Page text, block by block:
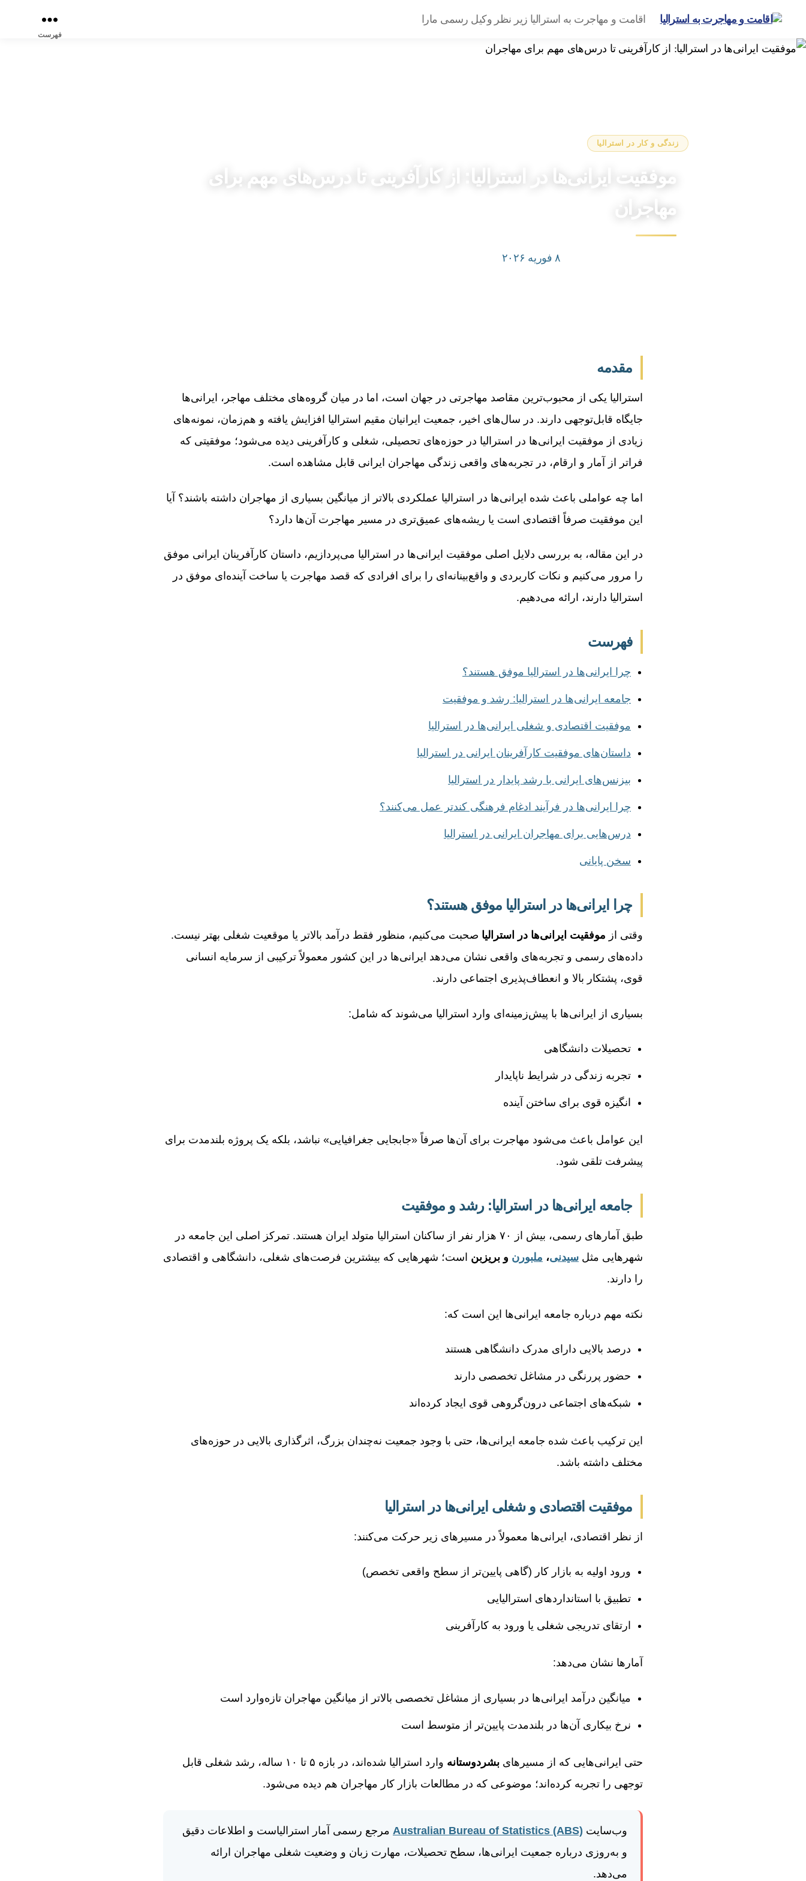
مهاجرتی
امیرشاهی
اقامت و مهاجرت به استرالیا زیر نظر وکیل رسمی مارا
فهرست
زندگی و کار در استرالیا
موفقیت‌ ایرانی‌ها در استرالیا: از کارآفرینی تا درس‌های مهم برای
مهاجران
تاریخ۸ فوریه ۲۰۲۶
مقدمه
استرالیا یکی از محبوب‌ترین مقاصد مهاجرتی در جهان است، اما در میان گروه‌های مختلف مهاجر، ایرانی‌ها
جایگاه قابل‌توجهی دارند. در سال‌های اخیر، جمعیت ایرانیان مقیم استرالیا افزایش یافته و هم‌زمان، نمونه‌های
زیادی از موفقیت ایرانی‌ها در استرالیا در حوزه‌های تحصیلی، شغلی و کارآفرینی دیده می‌شود؛ موفقیتی که
فراتر از آمار و ارقام، در تجربه‌های واقعی زندگی مهاجران ایرانی قابل مشاهده است.
اما چه عواملی باعث شده ایرانی‌ها در استرالیا عملکردی بالاتر از میانگین بسیاری از مهاجران داشته باشند؟ آیا
این موفقیت صرفاً اقتصادی است یا ریشه‌های عمیق‌تری در مسیر مهاجرت آن‌ها دارد؟
در این مقاله، به بررسی دلایل اصلی موفقیت ایرانی‌ها در استرالیا می‌پردازیم، داستان کارآفرینان ایرانی موفق
را مرور می‌کنیم و نکات کاربردی و واقع‌بینانه‌ای را برای افرادی که قصد مهاجرت یا ساخت آینده‌ای موفق در
استرالیا دارند، ارائه می‌دهیم.
فهرست
چرا ایرانی‌ها در استرالیا موفق هستند؟
جامعه ایرانی‌ها در استرالیا: رشد و موفقیت
موفقیت اقتصادی و شغلی ایرانی‌ها در استرالیا
داستان‌های موفقیت کارآفرینان ایرانی در استرالیا
بیزنس‌های ایرانی با رشد پایدار در استرالیا
چرا ایرانی‌ها در فرآیند ادغام فرهنگی کندتر عمل می‌کنند؟
درس‌هایی برای مهاجران ایرانی در استرالیا
سخن پایانی
چرا ایرانی‌ها در استرالیا موفق هستند؟
وقتی از موفقیت ایرانی‌ها در استرالیا صحبت می‌کنیم، منظور فقط درآمد بالاتر یا موقعیت شغلی بهتر نیست.
داده‌های رسمی و تجربه‌های واقعی نشان می‌دهد ایرانی‌ها در این کشور معمولاً ترکیبی از سرمایه انسانی
قوی، پشتکار بالا و انعطاف‌پذیری اجتماعی دارند.
بسیاری از ایرانی‌ها با پیش‌زمینه‌ای وارد استرالیا می‌شوند که شامل:
تحصیلات دانشگاهی
تجربه زندگی در شرایط ناپایدار
انگیزه قوی برای ساختن آینده
این عوامل باعث می‌شود مهاجرت برای آن‌ها صرفاً «جابجایی جغرافیایی» نباشد، بلکه یک پروژه بلندمدت برای
پیشرفت تلقی شود.
جامعه ایرانی‌ها در استرالیا: رشد و موفقیت
طبق آمارهای رسمی، بیش از ۷۰ هزار نفر از ساکنان استرالیا متولد ایران هستند. تمرکز اصلی این جامعه در
شهرهایی مثل سیدنی، ملبورن و بریزبن است؛ شهرهایی که بیشترین فرصت‌های شغلی، دانشگاهی و اقتصادی
را دارند.
نکته مهم درباره جامعه ایرانی‌ها این است که:
درصد بالایی دارای مدرک دانشگاهی هستند
حضور پررنگی در مشاغل تخصصی دارند
شبکه‌های اجتماعی درون‌گروهی قوی ایجاد کرده‌اند
این ترکیب باعث شده جامعه ایرانی‌ها، حتی با وجود جمعیت نه‌چندان بزرگ، اثرگذاری بالایی در حوزه‌های
مختلف داشته باشد.
موفقیت اقتصادی و شغلی ایرانی‌ها در استرالیا
از نظر اقتصادی، ایرانی‌ها معمولاً در مسیرهای زیر حرکت می‌کنند:
ورود اولیه به بازار کار (گاهی پایین‌تر از سطح واقعی تخصص)
تطبیق با استانداردهای استرالیایی
ارتقای تدریجی شغلی یا ورود به کارآفرینی
آمارها نشان می‌دهد:
میانگین درآمد ایرانی‌ها در بسیاری از مشاغل تخصصی بالاتر از میانگین مهاجران تازه‌وارد است
نرخ بیکاری آن‌ها در بلندمدت پایین‌تر از متوسط است
حتی ایرانی‌هایی که از مسیرهای بشردوستانه
وارد استرالیا شده‌اند، در بازه ۵ تا ۱۰ ساله، رشد شغلی قابل
توجهی را تجربه کرده‌اند؛ موضوعی که در مطالعات بازار کار مهاجران هم دیده می‌شود.
وب‌سایت Australian Bureau of Statistics (ABS) مرجع رسمی آمار استرالیاست و اطلاعات دقیق
و به‌روزی درباره جمعیت ایرانی‌ها، سطح تحصیلات، مهارت زبان و وضعیت شغلی مهاجران ارائه
می‌دهد.